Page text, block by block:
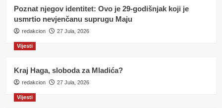
Poznat njegov identitet: Ovo je 29-godišnjak koji je
usmrtio nevjenčanu suprugu Maju
redakcion 27 Jula, 2026
Vijesti
Kraj Haga, sloboda za Mladića?
redakcion 27 Jula, 2026
Vijesti